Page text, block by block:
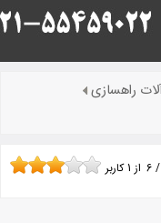
راهسازی
6 / از 1کاربر